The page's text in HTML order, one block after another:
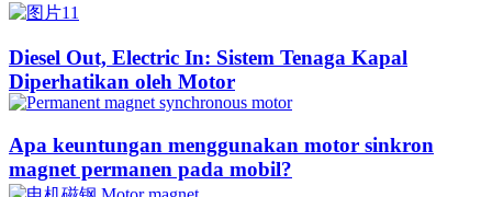
Diesel Out, Electric In: Sistem Tenaga Kapal
Diperhatikan oleh Motor
Apa keuntungan menggunakan motor sinkron
magnet permanen pada mobil?